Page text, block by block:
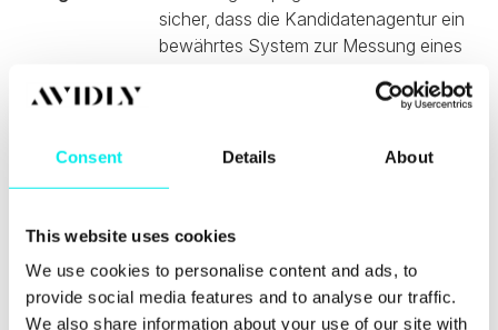
Consent Details About
This website uses cookies
We use cookies to personalise content and ads, to
provide social media features and to analyse our traffic.
We also share information about your use of our site with
sicher, dass die Kandidatenagentur ein
bewährtes System zur Messung eines
besten sehen Sie das, wenn Sie
Marketingziele sind. Eine gute Agentur
Ihre KPIs zu erreichen.
Wie groß
ist die
Was ist der berufliche
Hintergrund der
„Über
uns"-
, und
stellen